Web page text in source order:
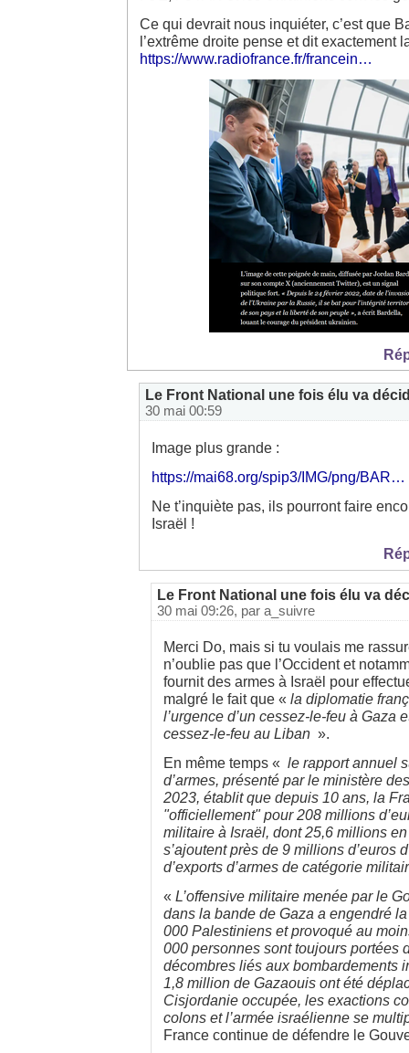
Ce qui devrait nous inquiéter, c’est que
l’extrême droite pense et dit exactement
https://www.radiofrance.fr/francein…
Le Front National une fois élu va
30 mai 00:59
Image plus grande :
https://mai68.org/spip3/IMG/png/BAR…
Ne t’inquiète pas, ils pourront faire
Israël !
Le Front National une fois élu va
30 mai 09:26, par a_suivre
Merci Do, mais si tu voulais me
n’oublie pas que l’Occident et
fournit des armes à Israël pour
malgré le fait que « la diplomatie
l’urgence d’un cessez-le-feu à Gaza
cessez-le-feu au Liban ».
En même temps « le rapport annuel
d’armes, présenté par le ministère
2023, établit que depuis 10 ans, la
"officiellement" pour 208 millions
militaire à Israël, dont 25,6 millions
s’ajoutent près de 9 millions d’euros
d’exports d’armes de catégorie
« L’offensive militaire menée par le
dans la bande de Gaza a engendré
000 Palestiniens et provoqué au
000 personnes sont toujours portées
décombres liés aux bombardements
1,8 million de Gazaouis ont été
Cisjordanie occupée, les exactions
colons et l’armée israélienne se
France continue de défendre le